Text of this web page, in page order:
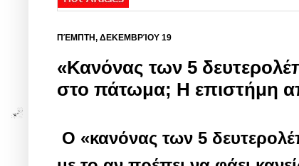
ΠΈΜΠΤΗ, ΔΕΚΕΜΒΡΊΟΥ 19
«Κανόνας των 5
στο πάτωμα; Η επιστήμη
Ο «κανόνας των 5